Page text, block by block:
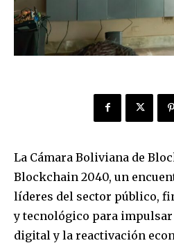
La Cámara Boliviana de
Blockchain 2040, un
líderes del sector público,
y tecnológico para
digital y la reactivación